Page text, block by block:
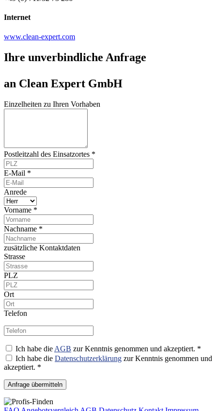
Internet
www.clean-expert.com
Ihre unverbindliche Anfrage
an Clean Expert GmbH
Einzelheiten zu Ihren Vorhaben
Postleitzahl des Einsatzortes *
E-Mail *
Anrede
Vorname *
Nachname *
zusätzliche Kontaktdaten
Strasse
PLZ
Ort
Telefon
Ich habe die AGB zur Kenntnis genommen und akzeptiert. *
Ich habe die Datenschutzerklärung zur Kenntnis genommen und
akzeptiert. *
Anfrage übermitteln